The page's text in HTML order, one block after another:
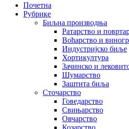
Почетна
Рубрике
Биљна производња
Ратарство и
Воћарство и
Индустријско биље
Хортикултура
Зачинско и
Шумарство
Заштита биља
Сточарство
Говедарство
Свињарство
Овчарство
Козарство